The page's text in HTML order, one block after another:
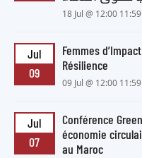
18 Jul @ 12:00 11:59
Jul
09
Femmes
Résilience
09 Jul @ 12:00 11:59
Jul
07
Conférence
économie
au Maroc